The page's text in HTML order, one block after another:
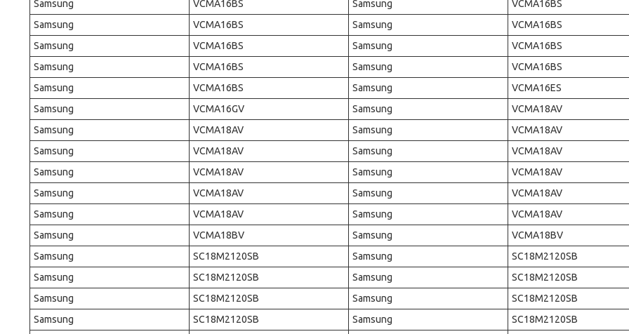
Samsung
VCMA16BS Samsung
VCMA16BS
Samsung
VCMA16BS Samsung
VCMA16BS
Samsung
VCMA16BS Samsung
VCMA16BS
Samsung
VCMA16BS Samsung
VCMA16BS
Samsung
VCMA16BS Samsung
VCMA16ES
Samsung
VCMA16GV Samsung
VCMA18AV
Samsung
VCMA18AV Samsung
VCMA18AV
Samsung
VCMA18AV Samsung
VCMA18AV
Samsung
VCMA18AV Samsung
VCMA18AV
Samsung
VCMA18AV Samsung
VCMA18AV
Samsung
VCMA18AV Samsung
VCMA18AV
Samsung
VCMA18BV Samsung
VCMA18BV
Samsung
SC18M2120SB Samsung
SC18M2120SB
Samsung
SC18M2120SB Samsung
SC18M2120SB
Samsung
SC18M2120SB Samsung
SC18M2120SB
Samsung
SC18M2120SB Samsung
SC18M2120SB